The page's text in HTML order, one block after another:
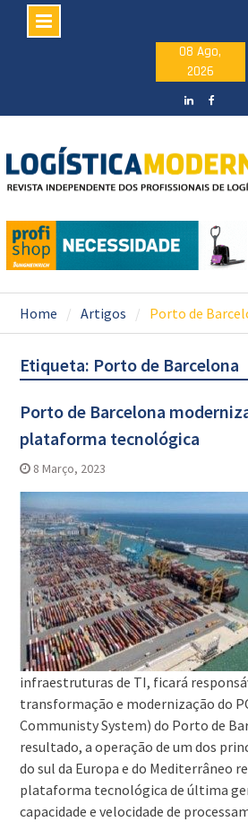
08 Ago,
2026
Home Artigos Porto de
Etiqueta: Porto de Barcelona
Porto de Barcelona
plataforma tecnológica
8 Março, 2023
infraestruturas de TI, ficará
transformação e modernização do
Communisty System) do Porto de
resultado, a operação de um dos
do sul da Europa e do Mediterrâneo
plataforma tecnológica de última
capacidade e velocidade de